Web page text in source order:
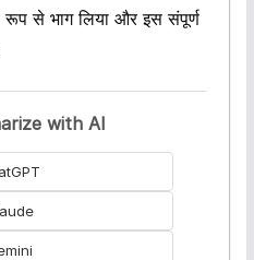
से भाग लिया और इस संपूर्ण
with AI